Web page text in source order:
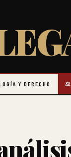
Y DERECHO ⚖️